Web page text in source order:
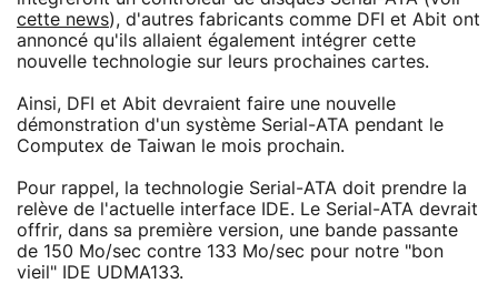
cette news), d'autres fabricants comme DFI et Abit ont
annoncé qu'ils allaient également intégrer cette
nouvelle technologie sur leurs prochaines cartes.
Ainsi, DFI et Abit devraient faire une nouvelle
démonstration d'un système Serial-ATA pendant le
Computex de Taiwan le mois prochain.
Pour rappel, la technologie Serial-ATA doit prendre la
relève de l'actuelle interface IDE. Le Serial-ATA devrait
offrir, dans sa première version, une bande passante
de 150 Mo/sec contre 133 Mo/sec pour notre "bon
vieil" IDE UDMA133.